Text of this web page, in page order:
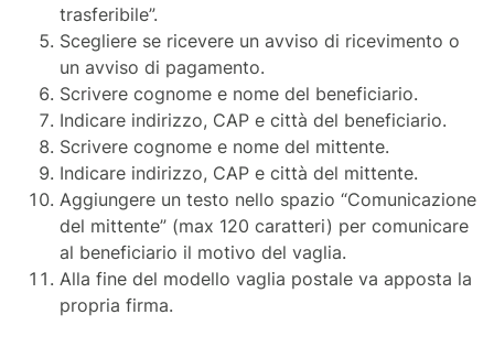
trasferibile”.
Scegliere se ricevere un avviso di ricevimento o
un avviso di pagamento.
Scrivere cognome e nome del beneficiario.
Indicare indirizzo, CAP e città del beneficiario.
Scrivere cognome e nome del mittente.
Indicare indirizzo, CAP e città del mittente.
Aggiungere un testo nello spazio “Comunicazione
del mittente” (max 120 caratteri) per comunicare
al beneficiario il motivo del vaglia.
Alla fine del modello vaglia postale va apposta la
propria firma.